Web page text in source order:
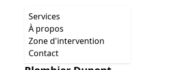
Services
À propos
Zone d'intervention
Contact